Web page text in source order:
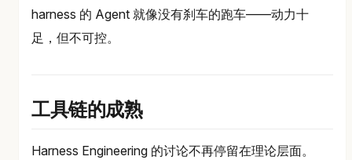
harness 的 Agent 就像没有刹车的跑车——动力十
足，但不可控。
工具链的成熟
Harness Engineering 的讨论不再停留在理论层面。